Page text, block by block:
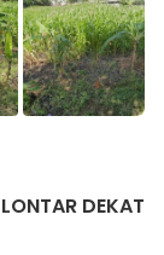
DEKAT